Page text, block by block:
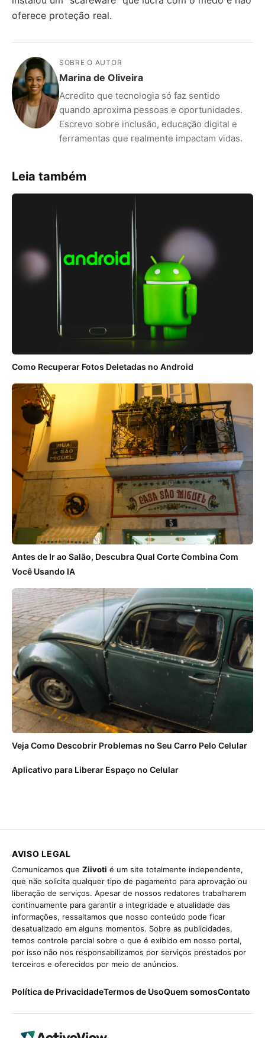
oferece proteção real.
SOBRE O AUTOR
Marina de Oliveira
Acredito que tecnologia só faz sentido
quando aproxima pessoas e oportunidades.
Escrevo sobre inclusão, educação digital e
ferramentas que realmente impactam vidas.
Leia também
Como Recuperar Fotos Deletadas no Android
Antes de Ir ao Salão, Descubra Qual Corte Combina Com
Você Usando IA
Veja Como Descobrir Problemas no Seu Carro Pelo Celular
Aplicativo para Liberar Espaço no Celular
AVISO LEGAL
Comunicamos que Ziivoti é um site totalmente independente,
que não solicita qualquer tipo de pagamento para aprovação ou
liberação de serviços. Apesar de nossos redatores trabalharem
continuamente para garantir a integridade e atualidade das
informações, ressaltamos que nosso conteúdo pode ficar
desatualizado em alguns momentos. Sobre as publicidades,
temos controle parcial sobre o que é exibido em nosso portal,
por isso não nos responsabilizamos por serviços prestados por
terceiros e oferecidos por meio de anúncios.
Política de PrivacidadeTermos de UsoQuem somosContato